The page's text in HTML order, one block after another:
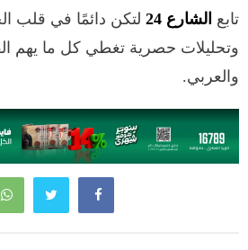
تابع الشارع 24
لتكن دائمًا في قلب
وتحليلات حصرية تغطي كل ما يهم
والعربي.